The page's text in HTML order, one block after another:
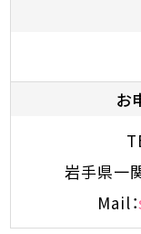
お
岩手県一
Mail：